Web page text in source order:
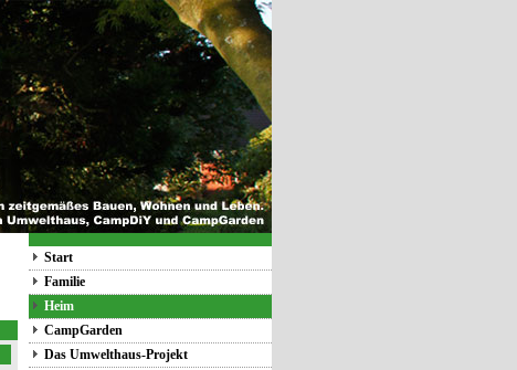
Start
Familie
Heim
CampGarden
Das Umwelthaus-Projekt